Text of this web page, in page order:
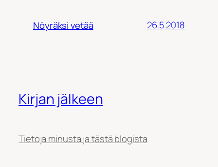
Nöyräksi vetää 26.5.2018
Kirjan jälkeen
Tietoja minusta ja tästä blogista